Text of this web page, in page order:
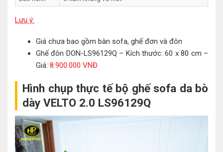
Lưu ý:
Giá chưa bao gồm bàn sofa, ghế đơn và đôn
Ghế đôn DON-LS96129Q – Kích thước: 60 x 80 cm –
Giá: 8.900.000 VNĐ
Hình chụp thực tế bộ ghế sofa da bò
dày VELTO 2.0 LS96129Q